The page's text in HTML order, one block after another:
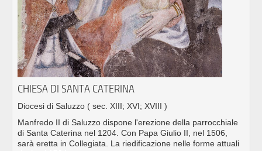
CHIESA DI SANTA CATERINA
Diocesi di Saluzzo ( sec. XIII; XVI; XVIII )
Manfredo II di Saluzzo dispone l'erezione della parrocchiale
di Santa Caterina nel 1204. Con Papa Giulio II, nel 1506,
sarà eretta in Collegiata. La riedificazione nelle forme attuali